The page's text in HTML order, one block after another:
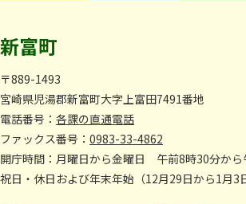
新富町
〒889-1493
宮崎県児湯郡新富町大字上富田7491番地
電話番号： 各課の直通電話
ファックス番号： 0983-33-4862
開庁時間：月曜日から金曜日 午前8時30分から
祝日・休日および年末年始（12月29日から1月3